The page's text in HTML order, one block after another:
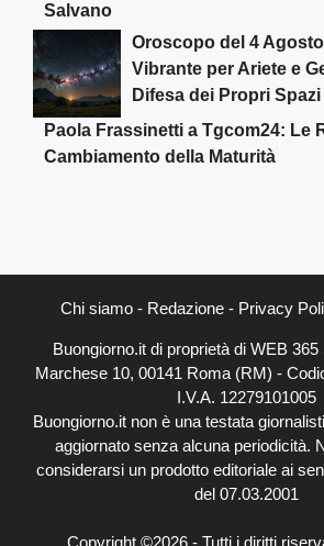
Salvano
Oroscopo del 4
Vibrante per Ariete e
Difesa dei Propri Spazi
Paola Frassinetti a Tgcom24: Le
Cambiamento della Maturità
Chi siamo- Redazione- Privacy
Buongiorno.it di proprietà di WEB
Marchese 10, 00141 Roma (RM) -
I.V.A. 12279101005
Buongiorno.it non è una testata
aggiornato senza alcuna periodicità.
considerarsi un prodotto editoriale ai
del 07.03.2001
Copyright ©2026 - Tutti i diritti